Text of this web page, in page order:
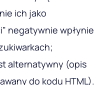
to daje dobre wyniki,
przechodzi na
obrazu). Ta
używana do